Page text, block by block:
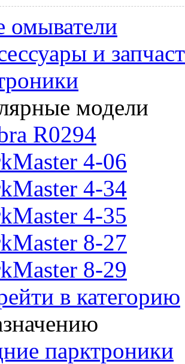
омыватели
и
модели
R0294
4-06
4-34
4-35
8-27
8-29
в категорию
парктроники